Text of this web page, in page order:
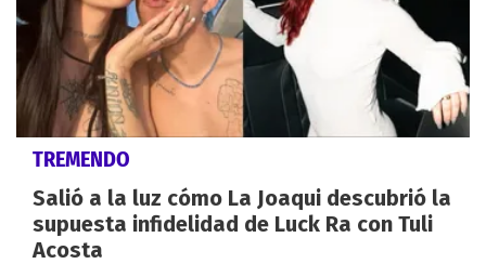
TREMENDO
Salió a la luz cómo La Joaqui descubrió la
supuesta infidelidad de Luck Ra con Tuli
Acosta